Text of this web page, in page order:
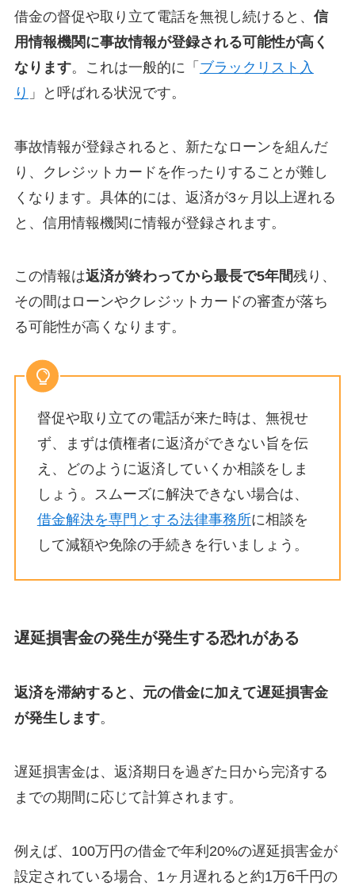
借金の督促や取り立て電話を無視し続けると、 信
用情報機関に事故情報が登録される可能性が高く
なります。これは一般的に「 ブラックリスト入
り 」と呼ばれる状況です。
事故情報が登録されると、新たなローンを組んだ
り、クレジットカードを作ったりすることが難し
くなります。具体的には、返済が3ヶ月以上遅れる
と、信用情報機関に情報が登録されます。
この情報は返済が終わってから最長で5年間残り、
その間はローンやクレジットカードの審査が落ち
る可能性が高くなります。
督促や取り立ての電話が来た時は、無視せ
ず、まずは債権者に返済ができない旨を伝
え、どのように返済していくか相談をしま
しょう。スムーズに解決できない場合は、
借金解決を専門とする法律事務所に相談を
して減額や免除の手続きを行いましょう。
遅延損害金の発生が発生する恐れがある
返済を滞納すると、元の借金に加えて遅延損害金
が発生します。
遅延損害金は、返済期日を過ぎた日から完済する
までの期間に応じて計算されます。
例えば、100万円の借金で年利20%の遅延損害金が
設定されている場合、1ヶ月遅れると約1万6千円の